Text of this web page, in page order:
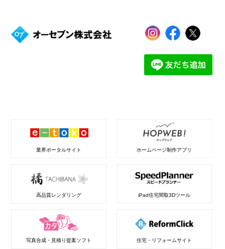
業界ポータルサイト ホームページ制作アプリ
高品質レンダリング iPad住宅間取3Dツール
写真合成・見積り提案ソフト 住宅・リフォームサイト